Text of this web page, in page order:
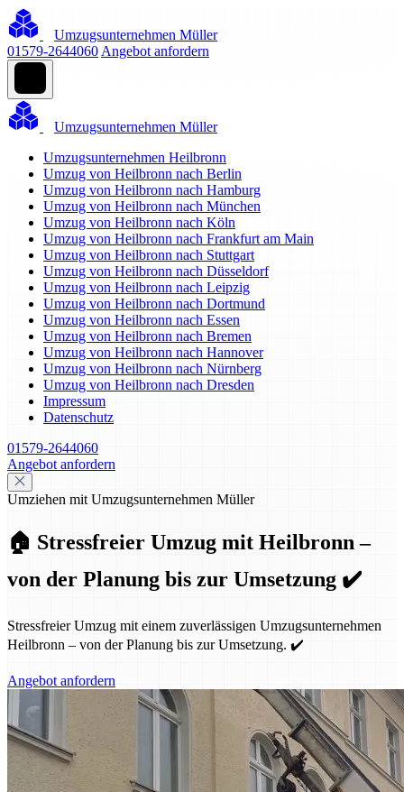
Umzugsunternehmen Müller
01579-2644060 Angebot anfordern
Umzugsunternehmen Müller
Umzugsunternehmen Heilbronn
Umzug von Heilbronn nach Berlin
Umzug von Heilbronn nach Hamburg
Umzug von Heilbronn nach München
Umzug von Heilbronn nach Köln
Umzug von Heilbronn nach Frankfurt am Main
Umzug von Heilbronn nach Stuttgart
Umzug von Heilbronn nach Düsseldorf
Umzug von Heilbronn nach Leipzig
Umzug von Heilbronn nach Dortmund
Umzug von Heilbronn nach Essen
Umzug von Heilbronn nach Bremen
Umzug von Heilbronn nach Hannover
Umzug von Heilbronn nach Nürnberg
Umzug von Heilbronn nach Dresden
Impressum
Datenschutz
01579-2644060
Angebot anfordern
Umziehen mit Umzugsunternehmen Müller
🏠 Stressfreier Umzug mit Heilbronn –
von der Planung bis zur Umsetzung ✔️
Stressfreier Umzug mit einem zuverlässigen Umzugsunternehmen
Heilbronn – von der Planung bis zur Umsetzung. ✔️
Angebot anfordern